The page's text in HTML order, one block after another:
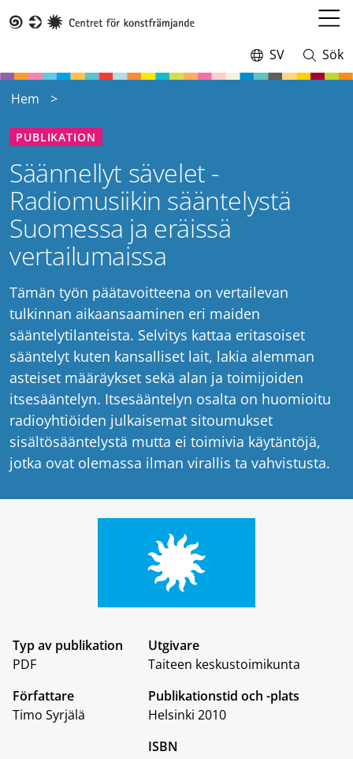
till
Switch
language,
SV
Öppna
och
Sök
Hem
PUBLIKATION
Säännellyt sävelet -
Radiomusiikin sääntelystä
Suomessa ja eräissä
vertailumaissa
Tämän työn päätavoitteena on vertailevan
tulkinnan aikaansaaminen eri maiden
sääntelytilanteista. Selvitys kattaa eritasoiset
sääntelyt kuten kansalliset lait, lakia alemman
asteiset määräykset sekä alan ja toimijoiden
itsesääntelyn. Itsesääntelyn osalta on huomioitu
radioyhtiöiden julkaisemat sitoumukset
sisältösääntelystä mutta ei toimivia käytäntöjä,
jotka ovat olemassa ilman virallis ta vahvistusta.
Typ av publikation
PDF
Författare
Timo Syrjälä
Utgivare
Taiteen keskustoimikunta
Publikationstid och -plats
Helsinki 2010
ISBN